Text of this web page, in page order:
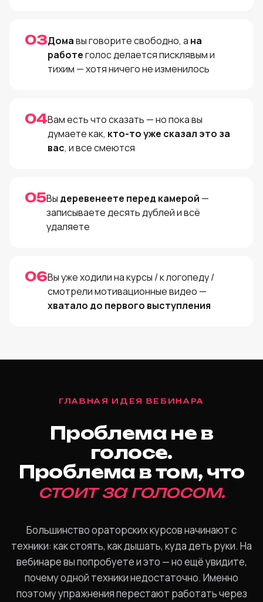
03Домавы говорите свободно, а на
работеголос делается писклявым и
тихим — хотя ничего не изменилось
04Вам есть что сказать — но пока вы
думаете как, кто-то уже сказал это за
вас, и все смеются
05Вы деревенеете перед камерой —
записываете десять дублей и всё
удаляете
06Вы уже ходили на курсы / к логопеду /
смотрели мотивационные видео —
хватало до первого выступления
ГЛАВНАЯ ИДЕЯ ВЕБИНАРА
Проблема не в
голосе.
Проблема в том, что
стоит за голосом.
Большинство ораторских курсов начинают с
техники: как стоять, как дышать, куда деть руки. На
вебинаре вы попробуете и это — но ещё увидите,
почему одной техники недостаточно. Именно
поэтому упражнения перестают работать через